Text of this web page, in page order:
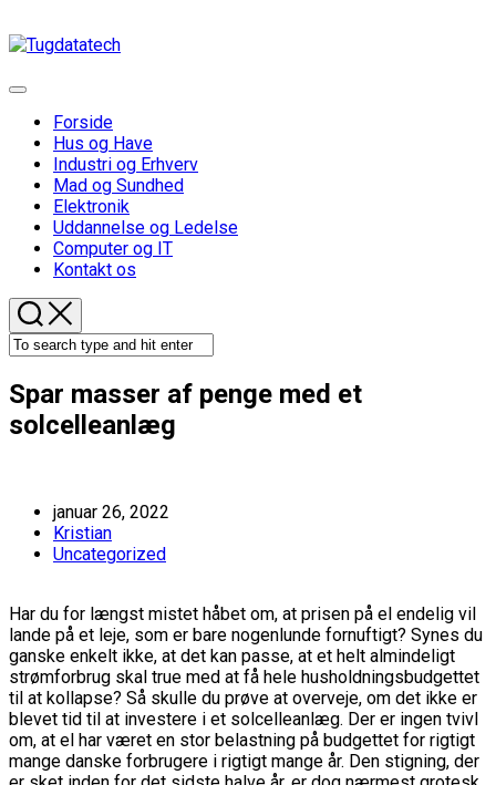
to
Expand
Forside
Hus og Have
Industri og Erhverv
Mad og Sundhed
Elektronik
Uddannelse og Ledelse
Computer og IT
Kontakt os
Spar masser af penge med et
solcelleanlæg
januar 26, 2022
Kristian
Uncategorized
Har du for længst mistet håbet om, at prisen på el endelig vil
lande på et leje, som er bare nogenlunde fornuftigt? Synes du
ganske enkelt ikke, at det kan passe, at et helt almindeligt
strømforbrug skal true med at få hele husholdningsbudgettet
til at kollapse? Så skulle du prøve at overveje, om det ikke er
blevet tid til at investere i et solcelleanlæg. Der er ingen tvivl
om, at el har været en stor belastning på budgettet for rigtigt
mange danske forbrugere i rigtigt mange år. Den stigning, der